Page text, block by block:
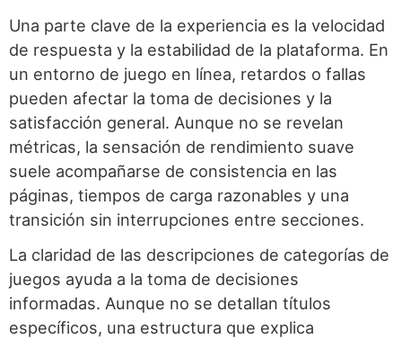
Una parte clave de la experiencia es la velocidad
de respuesta y la estabilidad de la plataforma. En
un entorno de juego en línea, retardos o fallas
pueden afectar la toma de decisiones y la
satisfacción general. Aunque no se revelan
métricas, la sensación de rendimiento suave
suele acompañarse de consistencia en las
páginas, tiempos de carga razonables y una
transición sin interrupciones entre secciones.
La claridad de las descripciones de categorías de
juegos ayuda a la toma de decisiones
informadas. Aunque no se detallan títulos
específicos, una estructura que explica